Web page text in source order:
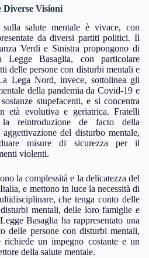
Diverse Visioni
salute mentale è vivace, con
da diversi partiti politici. Il
Verdi e Sinistra propongono di
Basaglia, con particolare
delle persone con disturbi mentali e
Lega Nord, invece, sottolinea gli
della pandemia da Covid-19 e
stupefacenti, e si concentra
età evolutiva e geriatrica. Fratelli
reintroduzione de facto della
del disturbo mentale,
misure di sicurezza per il
violenti.
la complessità e la delicatezza del
e mettono in luce la necessità di
che tenga conto delle
mentali, delle loro famiglie e
Basaglia ha rappresentato una
delle persone con disturbi mentali,
richiede un impegno costante e un
della salute mentale.